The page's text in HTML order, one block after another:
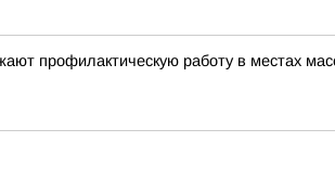
профилактическую работу в местах